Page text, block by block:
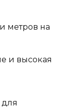
метров на
и высокая